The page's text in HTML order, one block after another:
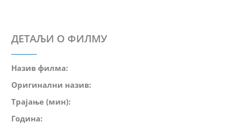
ДЕТАЉИ О ФИЛМУ
Назив филма:
Оригинални назив:
Трајање (мин):
Година: